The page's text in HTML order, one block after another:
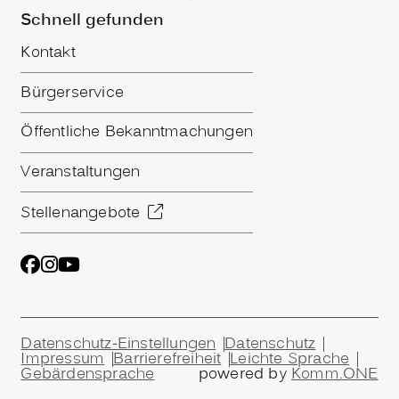
Schnell gefunden
Kontakt
Bürgerservice
Öffentliche Bekanntmachungen
Veranstaltungen
Stellenangebote
Datenschutz-Einstellungen Datenschutz
Impressum Barrierefreiheit Leichte Sprache
Gebärdensprache powered by Komm.ONE